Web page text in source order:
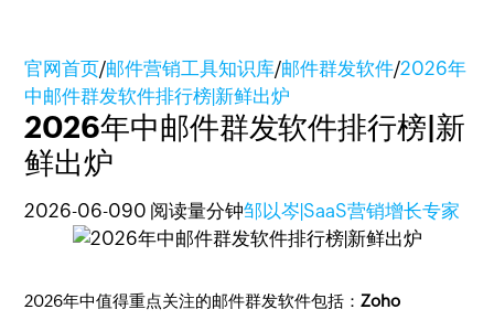
官网首页/邮件营销工具知识库/邮件群发软件/2026年
中邮件群发软件排行榜|新鲜出炉
2026年中邮件群发软件排行榜|新
鲜出炉
2026-06-090 阅读量分钟邹以岑|SaaS营销增长专家
2026年中值得重点关注的邮件群发软件包括：Zoho